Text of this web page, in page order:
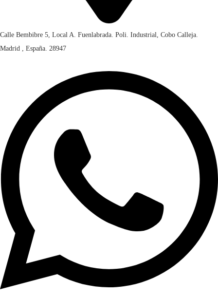
Calle Bembibre 5, Local A. Fuenlabrada. Poli. Industrial, Cobo Calleja.
Madrid , España. 28947